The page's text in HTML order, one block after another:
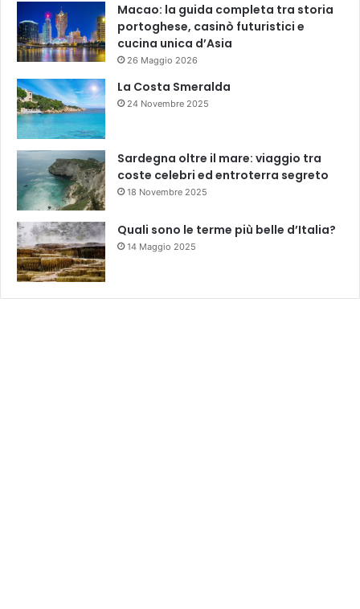
Macao: la guida completa tra storia
portoghese, casinò futuristici e
cucina unica d’Asia
26 Maggio 2026
La Costa Smeralda
24 Novembre 2025
Sardegna oltre il mare: viaggio tra
coste celebri ed entroterra segreto
18 Novembre 2025
Quali sono le terme più belle d’Italia?
14 Maggio 2025